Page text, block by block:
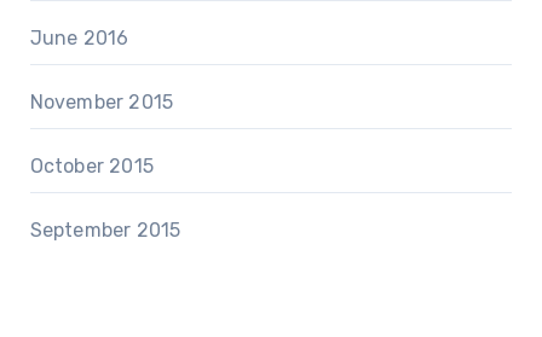
June 2016
November 2015
October 2015
September 2015